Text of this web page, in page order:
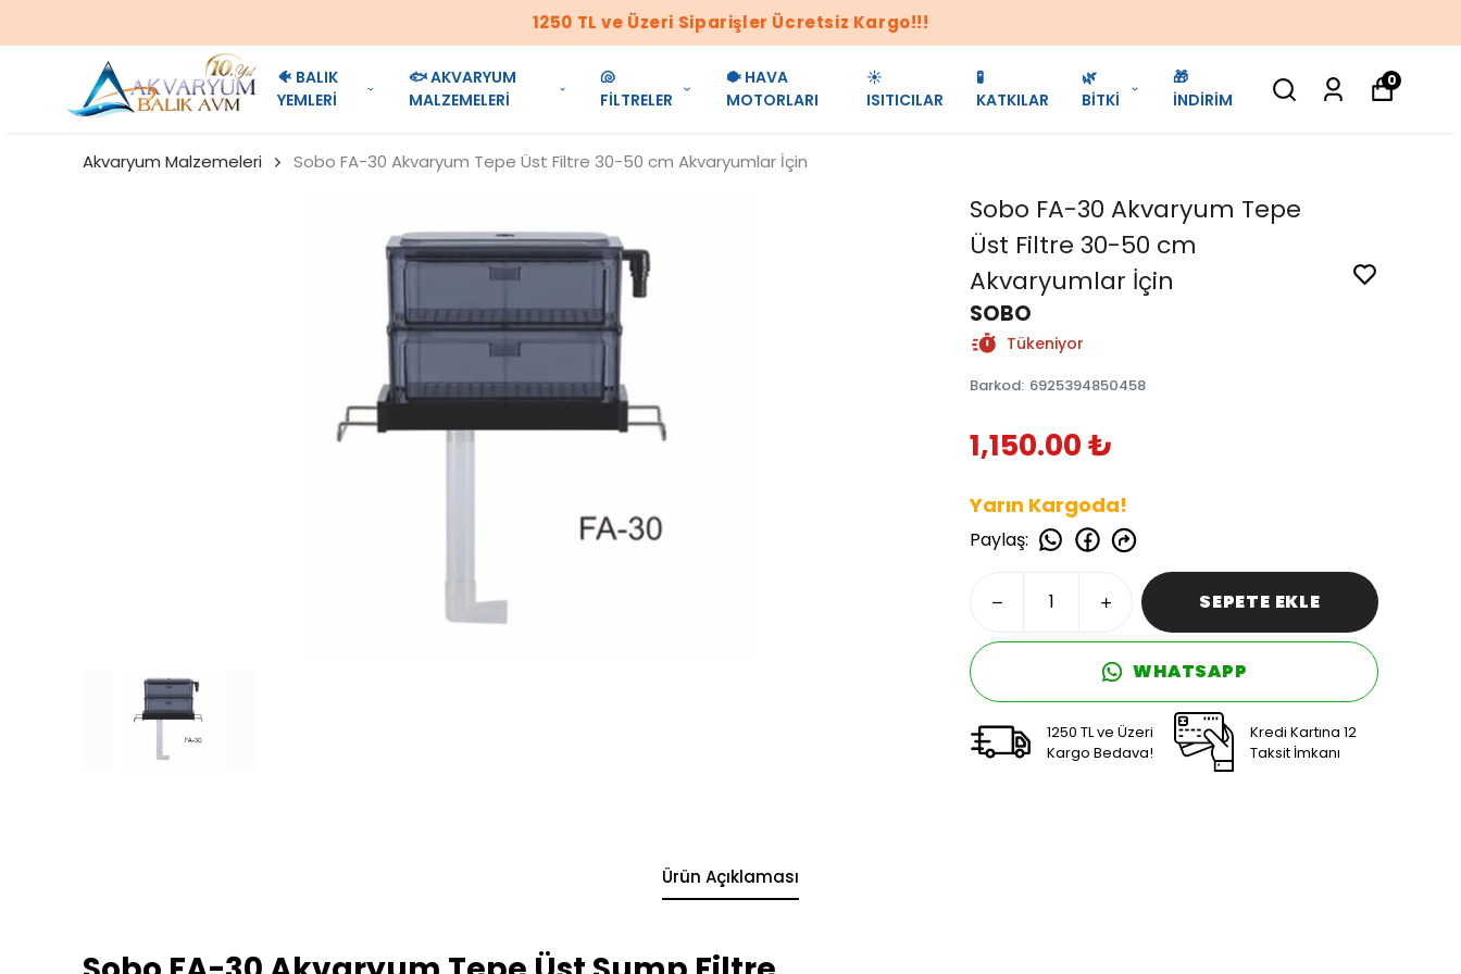
1250 TL ve Üzeri Siparişler Ücretsiz Kargo!!!
🐠 BALIK
YEMLERİ
🐟 AKVARYUM
MALZEMELERİ
🐚
FİLTRELER
🐡 HAVA
MOTORLARI
☀️
ISITICILAR
🧪
KATKILAR
🌿
BİTKİ
🎁
İNDİRİM
0
Akvaryum Malzemeleri Sobo FA-30 Akvaryum Tepe Üst Filtre 30-50 cm Akvaryumlar İçin
Sobo FA-30 Akvaryum Tepe
Üst Filtre 30-50 cm
Akvaryumlar İçin
SOBO
Tükeniyor
Barkod: 6925394850458
1,150.00 ₺
Yarın Kargoda!
Paylaş:
SEPETE EKLE
WHATSAPP
1250 TL ve Üzeri
Kargo Bedava!
Kredi Kartına 12
Taksit İmkanı
Ürün Açıklaması